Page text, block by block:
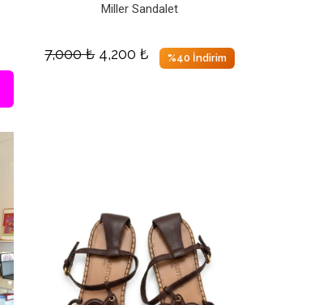
Miller Sandalet
7,000₺ 4,200₺ %40 İndirim